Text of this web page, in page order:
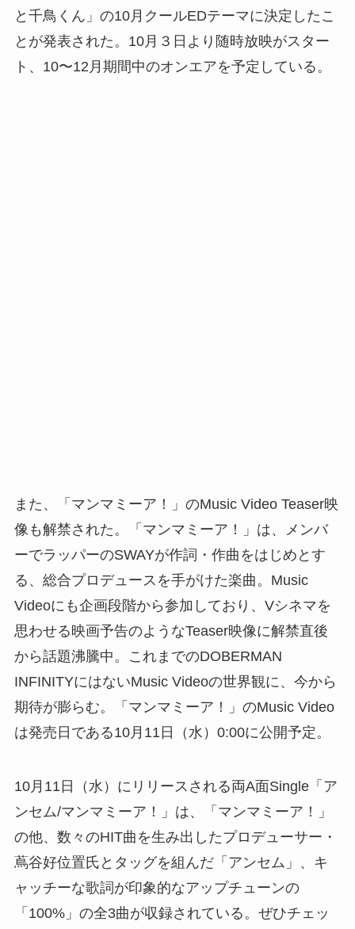
と千鳥くん」の10月クールEDテーマに決定したこ
とが発表された。10月３日より随時放映がスター
ト、10〜12月期間中のオンエアを予定している。
また、「マンマミーア！」のMusic Video Teaser映
像も解禁された。「マンマミーア！」は、メンバ
ーでラッパーのSWAYが作詞・作曲をはじめとす
る、総合プロデュースを手がけた楽曲。Music
Videoにも企画段階から参加しており、Vシネマを
思わせる映画予告のようなTeaser映像に解禁直後
から話題沸騰中。これまでのDOBERMAN
INFINITYにはないMusic Videoの世界観に、今から
期待が膨らむ。「マンマミーア！」のMusic Video
は発売日である10月11日（水）0:00に公開予定。
10月11日（水）にリリースされる両A面Single「ア
ンセム/マンマミーア！」は、「マンマミーア！」
の他、数々のHIT曲を生み出したプロデューサー・
蔦谷好位置氏とタッグを組んだ「アンセム」、キ
ャッチーな歌詞が印象的なアップチューンの
「100%」の全3曲が収録されている。ぜひチェッ